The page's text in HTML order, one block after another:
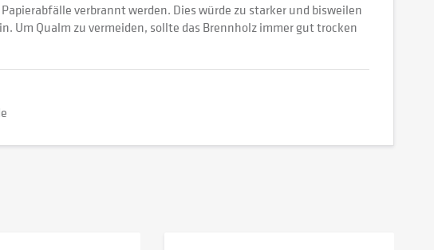
verbrannt werden. Dies würde zu starker und bisweilen
Um Qualm zu vermeiden, sollte das Brennholz immer gut trocken